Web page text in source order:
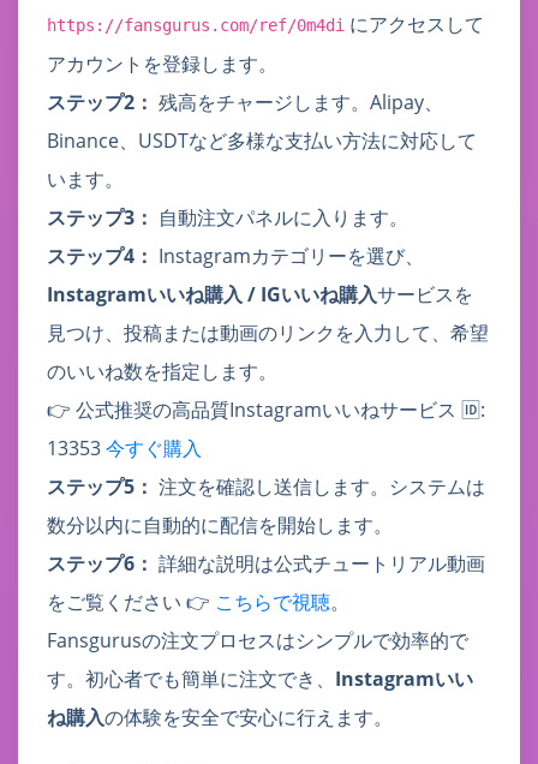
https://fansgurus.com/ref/0m4di にアクセスして
アカウントを登録します。
ステップ2： 残高をチャージします。Alipay、
Binance、USDTなど多様な支払い方法に対応して
います。
ステップ3： 自動注文パネルに入ります。
ステップ4： Instagramカテゴリーを選び、
Instagramいいね購入 / IGいいね購入サービスを
見つけ、投稿または動画のリンクを入力して、希望
のいいね数を指定します。
👉 公式推奨の高品質Instagramいいねサービス 🆔:
13353今すぐ購入
ステップ5： 注文を確認し送信します。システムは
数分以内に自動的に配信を開始します。
ステップ6： 詳細な説明は公式チュートリアル動画
をご覧ください 👉 こちらで視聴。
Fansgurusの注文プロセスはシンプルで効率的で
す。初心者でも簡単に注文でき、 Instagramいい
ね購入の体験を安全で安心に行えます。